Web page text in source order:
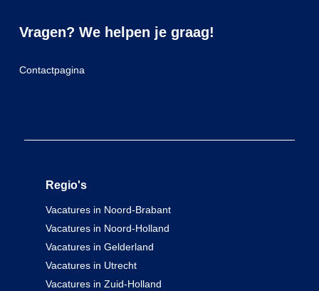
Vragen? We helpen je graag!
Contactpagina
Regio's
Vacatures in Noord-Brabant
Vacatures in Noord-Holland
Vacatures in Gelderland
Vacatures in Utrecht
Vacatures in Zuid-Holland